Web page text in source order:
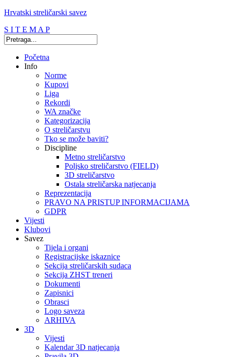
Hrvatski streličarski savez
S I T E M A P
Početna
Info
Norme
Kupovi
Liga
Rekordi
WA značke
Kategorizacija
O streličarstvu
Tko se može baviti?
Discipline
Metno streličarstvo
Poljsko streličarstvo (FIELD)
3D streličarstvo
Ostala streličarska natjecanja
Reprezentacija
PRAVO NA PRISTUP INFORMACIJAMA
GDPR
Vijesti
Klubovi
Savez
Tijela i organi
Registracijske iskaznice
Sekcija streličarskih sudaca
Sekcija ZHST treneri
Dokumenti
Zapisnici
Obrasci
Logo saveza
ARHIVA
3D
Vijesti
Kalendar 3D natjecanja